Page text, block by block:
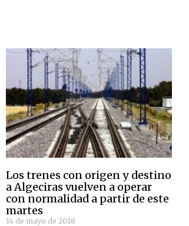
Los trenes con origen y destino
a Algeciras vuelven a operar
con normalidad a partir de este
martes
14 de mayo de 2018